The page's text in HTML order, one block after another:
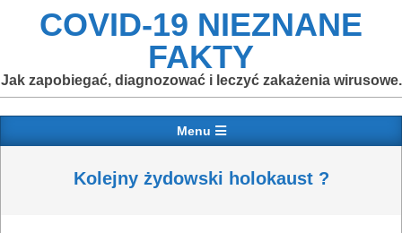
COVID-19 NIEZNANE
FAKTY
Jak zapobiegać, diagnozować i leczyć zakażenia wirusowe.
Navigation
Menu
Kolejny żydowski holokaust ?